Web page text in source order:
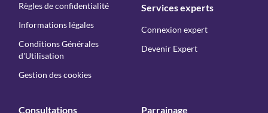
Règles de confidentialité
Informations légales
Conditions Générales
d'Utilisation
Gestion des cookies
Services experts
Connexion expert
Devenir Expert
Consultations Parrainage